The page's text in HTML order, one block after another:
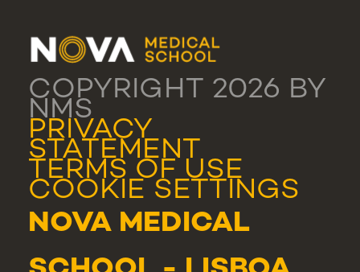
COPYRIGHT 2026 BY
NMS
PRIVACY
STATEMENT
TERMS OF USE
COOKIE SETTINGS
NOVA MEDICAL